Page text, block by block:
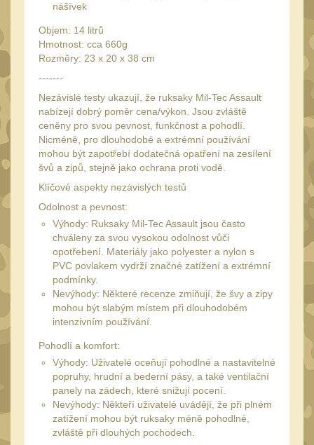
Montáže pro optiku
1" Picatinny
1" Dovetail
30mm Dovetail14
34mm 31
Montáže pre kolimátory
Montáže na hlaveň3
Montáže pro svítilny 18
Předpažbí
Pre AK11
Pre M4/AR15 29
Ostatní 14
Pažby
Raily, lišty, krytky 66
Přední rukojeti50
nášívek
Objem: 14 litrů
Hmotnost: cca 660g
Rozměry: 23 x 20 x 38 cm
-------
Nezávislé testy ukazují, že ruksaky Mil-Tec Assault
nabízejí dobrý poměr cena/výkon. Jsou zvláště
ceněny pro svou pevnost, funkčnost a pohodlí.
Nicméně, pro dlouhodobé a extrémní používání
mohou být zapotřebí dodatečná opatření na zesílení
švů a zipů, stejně jako ochrana proti vodě.
Klíčové aspekty nezávislých testů
Odolnost a pevnost:
Výhody: Ruksaky Mil-Tec Assault jsou často
chváleny za svou vysokou odolnost vůči
opotřebení. Materiály jako polyester a nylon s
PVC povlakem vydrží značné zatížení a extrémní
podmínky.
Nevýhody: Některé recenze zmiňují, že švy a zipy
mohou být slabým místem při dlouhodobém
intenzivním používání.
Pohodlí a komfort:
Výhody: Uživatelé oceňují pohodlné a nastavitelné
popruhy, hrudní a bederní pásy, a také ventilační
panely na zádech, které snižují pocení.
Nevýhody: Někteří uživatelé uvádějí, že při plném
zatížení mohou být ruksaky méně pohodlné,
zvláště při dlouhých pochodech.